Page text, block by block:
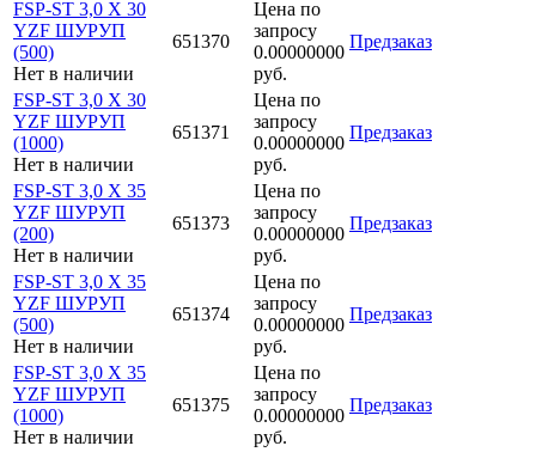
FSP-ST 3,0 X 30
YZF ШУРУП
(500)
Нет в наличии
651370
Цена по
запросу
0.00000000
руб.
Предзаказ
FSP-ST 3,0 X 30
YZF ШУРУП
(1000)
Нет в наличии
651371
Цена по
запросу
0.00000000
руб.
Предзаказ
FSP-ST 3,0 X 35
YZF ШУРУП
(200)
Нет в наличии
651373
Цена по
запросу
0.00000000
руб.
Предзаказ
FSP-ST 3,0 X 35
YZF ШУРУП
(500)
Нет в наличии
651374
Цена по
запросу
0.00000000
руб.
Предзаказ
FSP-ST 3,0 X 35
YZF ШУРУП
(1000)
Нет в наличии
651375
Цена по
запросу
0.00000000
руб.
Предзаказ